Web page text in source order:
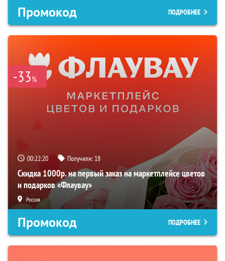
Промокод ПОДРОБНЕЕ
-33%
00:22:19 Получили: 18
Скидка 1000р. на первый заказ на маркетплейсе цветов
и подарков «Флаувау»
Россия
Промокод ПОДРОБНЕЕ